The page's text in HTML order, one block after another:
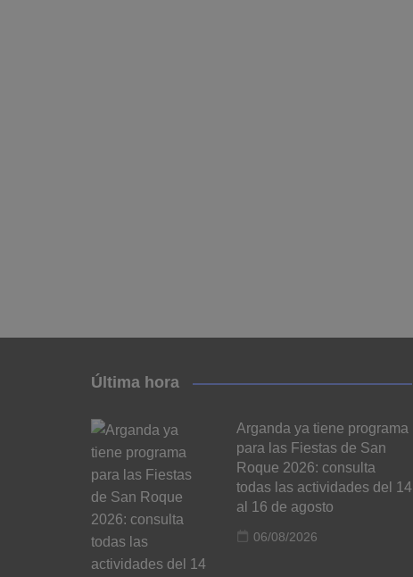
Última hora
Arganda ya tiene programa
para las Fiestas de San
Roque 2026: consulta
todas las actividades del 14
al 16 de agosto
06/08/2026